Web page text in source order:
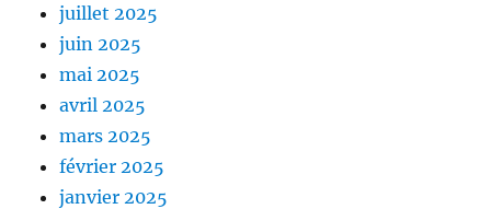
juillet 2025
juin 2025
mai 2025
avril 2025
mars 2025
février 2025
janvier 2025